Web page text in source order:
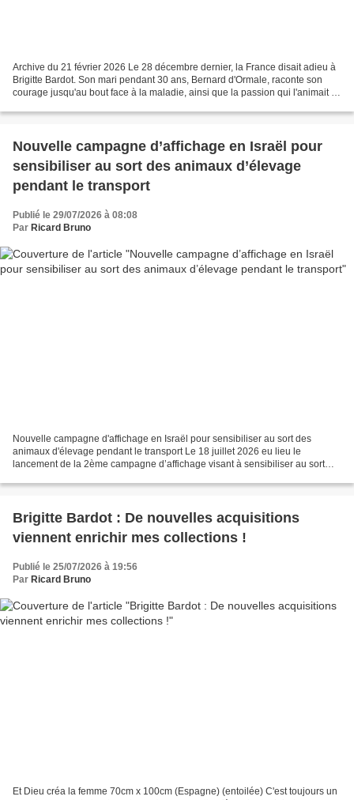
Archive du 21 février 2026 Le 28 décembre dernier, la France disait adieu à
Brigitte Bardot. Son mari pendant 30 ans, Bernard d'Ormale, raconte son
courage jusqu'au bout face à la maladie, ainsi que la passion qui l'animait :
Nouvelle campagne d’affichage en Israël pour
sensibiliser au sort des animaux d’élevage
pendant le transport
Publié le 29/07/2026 à 08:08
Par Ricard Bruno
Nouvelle campagne d'affichage en Israël pour sensibiliser au sort des
animaux d'élevage pendant le transport Le 18 juillet 2026 eu lieu le
lancement de la 2ème campagne d’affichage visant à sensibiliser au sort
Brigitte Bardot : De nouvelles acquisitions
viennent enrichir mes collections !
Publié le 25/07/2026 à 19:56
Par Ricard Bruno
Et Dieu créa la femme 70cm x 100cm (Espagne) (entoilée) C'est toujours un